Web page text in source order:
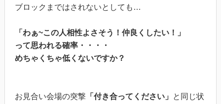
ブロックまではされないとしても…
「わぁ~この人相性よさそう！仲良くしたい！」
って思われる確率・・・・
めちゃくちゃ低くないですか？
お見合い会場の突撃「付き合ってください」
と同じ状